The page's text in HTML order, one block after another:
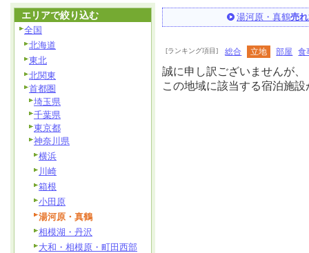
湯河原・真鶴売
[ランキング項目] 総合 立地 部屋 食
誠に申し訳ございませんが、
この地域に該当する宿泊施
エリアで絞り込む
全国
北海道
東北
北関東
首都圏
埼玉県
千葉県
東京都
神奈川県
横浜
川崎
箱根
小田原
湯河原・真鶴
相模湖・丹沢
大和・相模原・町田西部